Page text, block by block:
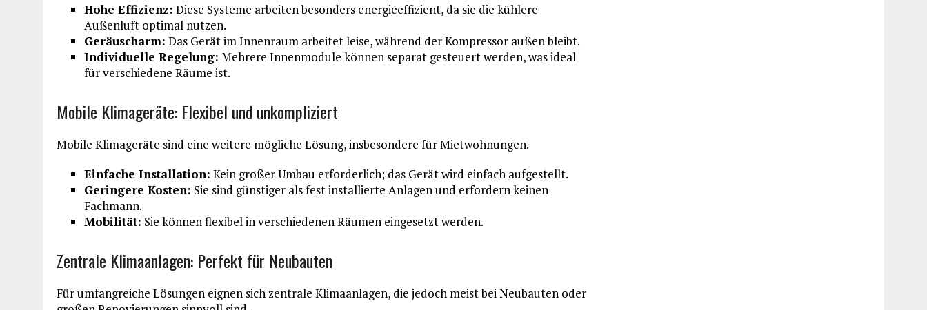
Hohe Effizienz: Diese Systeme arbeiten besonders energieeffizient, da sie die kühlere
Außenluft optimal nutzen.
Geräuscharm: Das Gerät im Innenraum arbeitet leise, während der Kompressor außen bleibt.
Individuelle Regelung: Mehrere Innenmodule können separat gesteuert werden, was ideal
für verschiedene Räume ist.
Mobile Klimageräte: Flexibel und unkompliziert
Mobile Klimageräte sind eine weitere mögliche Lösung, insbesondere für Mietwohnungen.
Einfache Installation: Kein großer Umbau erforderlich; das Gerät wird einfach aufgestellt.
Geringere Kosten: Sie sind günstiger als fest installierte Anlagen und erfordern keinen
Fachmann.
Mobilität: Sie können flexibel in verschiedenen Räumen eingesetzt werden.
Zentrale Klimaanlagen: Perfekt für Neubauten
Für umfangreiche Lösungen eignen sich zentrale Klimaanlagen, die jedoch meist bei Neubauten oder